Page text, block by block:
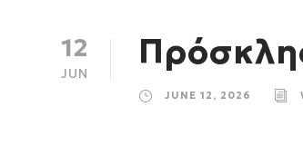
12
JUN
JUNE 12, 2026